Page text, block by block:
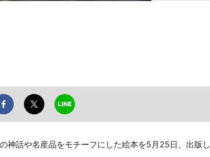
神話や名産品をモチーフにした絵本を5月25日、出版し